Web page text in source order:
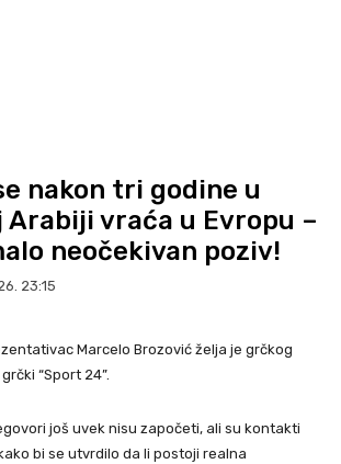
nakon tri godine u
Arabiji vraća u Evropu –
neočekivan poziv!
23:15
Marcelo Brozović želja je grčkog
“Sport 24”.
još uvek nisu započeti, ali su kontakti
bi se utvrdilo da li postoji realna